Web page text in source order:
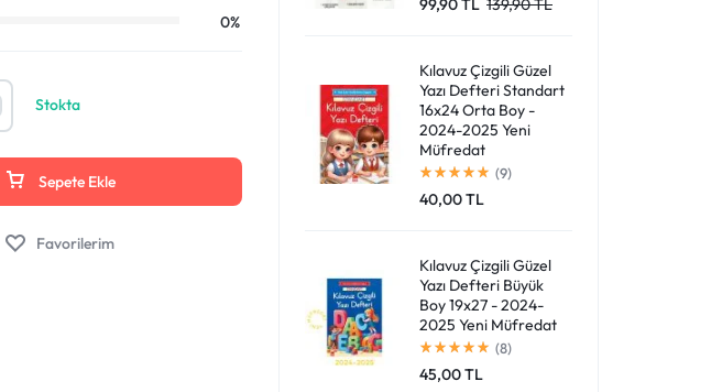
0%
Stokta
Sepete Ekle
Favorilerim
99,90TL 139,90TL
Kılavuz Çizgili Güzel
Yazı Defteri Standart
16x24 Orta Boy -
2024-2025 Yeni
Müfredat
(9)
40,00TL
Kılavuz Çizgili Güzel
Yazı Defteri Büyük
Boy 19x27 - 2024-
2025 Yeni Müfredat
(8)
45,00TL